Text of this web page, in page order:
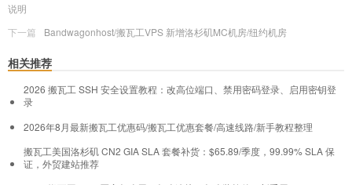
说明
下一篇
Bandwagonhost/搬瓦工VPS 新增洛杉矶MC机房/纽约机房
相关推荐
2026 搬瓦工 SSH 安全设置教程：改高位端口、禁用密码登录、启用密钥登
录
2026年8月最新搬瓦工优惠码/搬瓦工优惠套餐/高速线路/新手教程整理
搬瓦工美国洛杉矶 CN2 GIA SLA 套餐补货：$65.89/季度，99.99% SLA 保
证，外贸建站推荐